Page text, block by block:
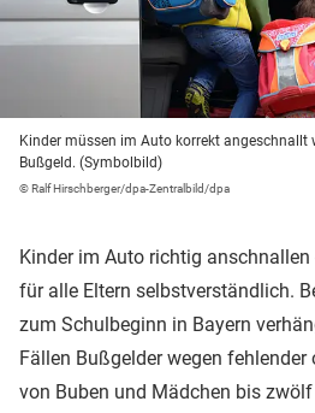
Kinder müssen im Auto korrekt angeschnallt
Bußgeld. (Symbolbild)
© Ralf Hirschberger/dpa-Zentralbild/dpa
Kinder im Auto richtig
für alle Eltern selbstverständlich.
zum Schulbeginn in Bayern
Fällen Bußgelder wegen
von Buben und Mädchen bis